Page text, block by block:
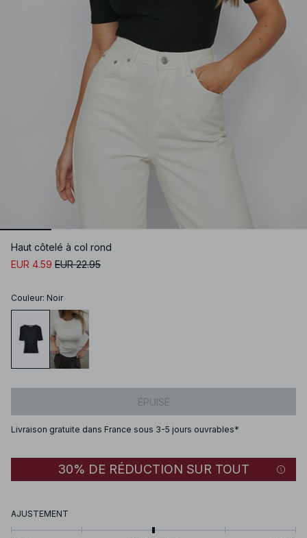
Haut côtelé à col rond
EUR 4.59 EUR 22.95
Couleur: Noir
ÉPUISÉ
Livraison gratuite dans France sous 3-5 jours ouvrables*
30% DE RÉDUCTION SUR TOUT
AJUSTEMENT